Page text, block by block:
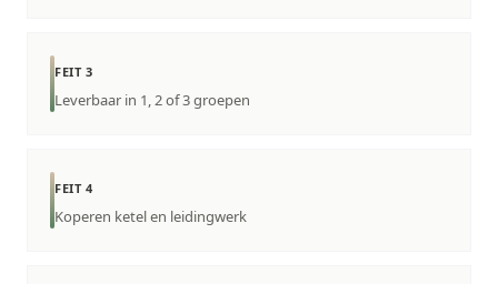
FEIT 3
Leverbaar in 1, 2 of 3 groepen
FEIT 4
Koperen ketel en leidingwerk